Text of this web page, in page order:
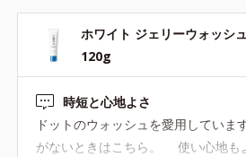
ホワイト ジェリーウォッシ
120g
時短と心地よさ
ドットのウォッシュを愛用していま
がないときはこちら。 使い心地